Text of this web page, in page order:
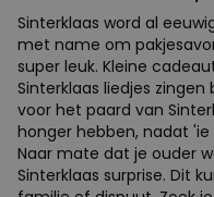
Sinterklaas word al
met name om
super leuk. Kleine
Sinterklaas liedjes
voor het paard van
honger hebben, nadat
Naar mate dat je ouder
Sinterklaas surprise. Dit